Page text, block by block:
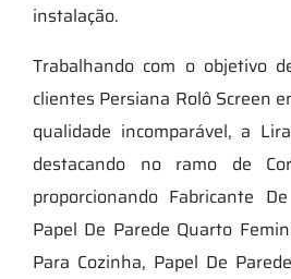
instalação.
Trabalhando com o objetivo
clientes Persiana Rolô Screen
qualidade incomparável, a
destacando no ramo de
proporcionando Fabricante
Papel De Parede Quarto
Para Cozinha, Papel De